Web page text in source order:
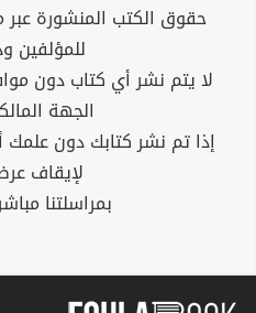
حقوق الكتب المنشورة
للمؤلفين
لا يتم نشر أي كتاب دون
الجهة
إذا تم نشر كتابك دون علمك
لإيقاف
بمراسلتنا